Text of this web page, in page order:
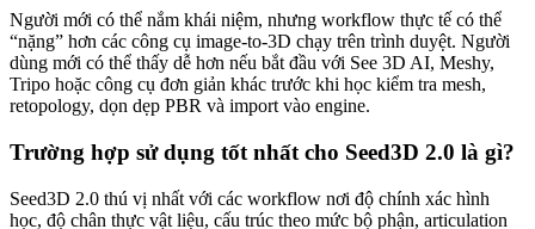
Người mới có thể nắm khái niệm, nhưng workflow thực tế có thể
“nặng” hơn các công cụ image-to-3D chạy trên trình duyệt. Người
dùng mới có thể thấy dễ hơn nếu bắt đầu với See 3D AI, Meshy,
Tripo hoặc công cụ đơn giản khác trước khi học kiểm tra mesh,
retopology, dọn dẹp PBR và import vào engine.
Trường hợp sử dụng tốt nhất cho Seed3D 2.0 là gì?
Seed3D 2.0 thú vị nhất với các workflow nơi độ chính xác hình
học, độ chân thực vật liệu, cấu trúc theo mức bộ phận, articulation